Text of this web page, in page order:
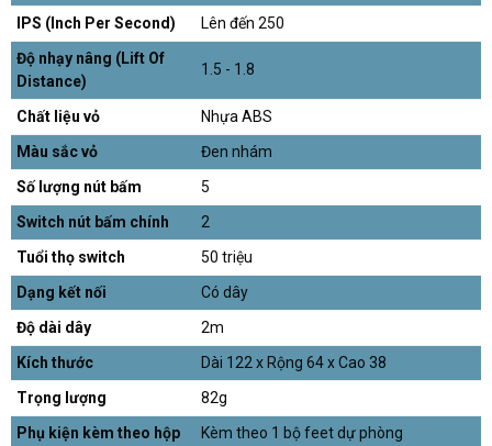
IPS (Inch Per Second)
Lên đến 250
Độ nhạy nâng (Lift Of
Distance)
1.5 - 1.8
Chất liệu vỏ
Nhựa ABS
Màu sắc vỏ
Đen nhám
Số lượng nút bấm
5
Switch nút bấm chính
2
Tuổi thọ switch
50 triệu
Dạng kết nối
Có dây
Độ dài dây
2m
Kích thước
Dài 122 x Rộng 64 x Cao 38
Trọng lượng
82g
Phụ kiện kèm theo hộp
Kèm theo 1 bộ feet dự phòng